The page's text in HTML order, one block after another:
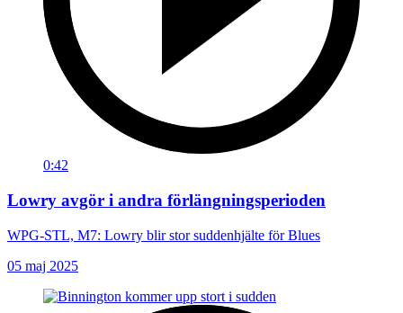
0:42
Lowry avgör i andra förlängningsperioden
WPG-STL, M7: Lowry blir stor suddenhjälte för Blues
05 maj 2025